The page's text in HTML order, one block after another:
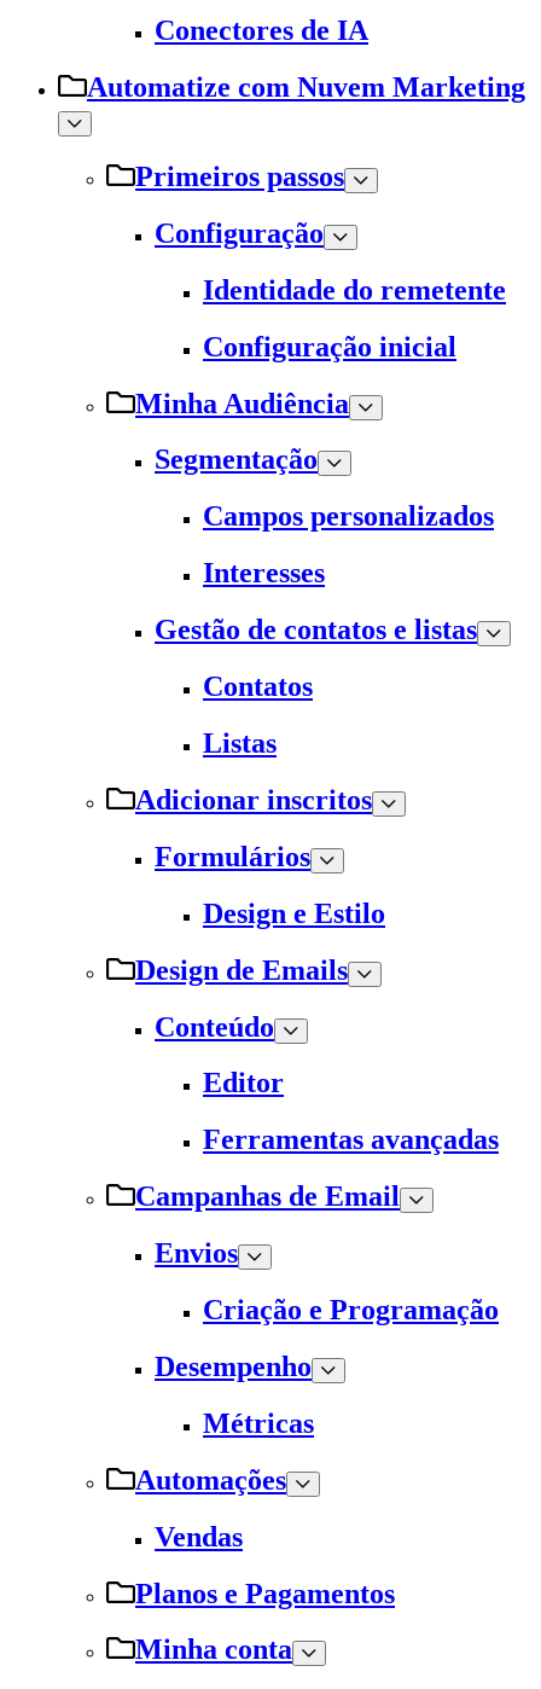
Conectores de IA
Automatize com Nuvem Marketing
Primeiros passos
Configuração
Identidade do remetente
Configuração inicial
Minha Audiência
Segmentação
Campos personalizados
Interesses
Gestão de contatos e listas
Contatos
Listas
Adicionar inscritos
Formulários
Design e Estilo
Design de Emails
Conteúdo
Editor
Ferramentas avançadas
Campanhas de Email
Envios
Criação e Programação
Desempenho
Métricas
Automações
Vendas
Planos e Pagamentos
Minha conta